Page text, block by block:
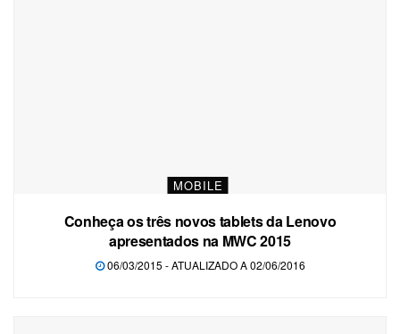
MOBILE
Conheça os três novos tablets da Lenovo
apresentados na MWC 2015
06/03/2015 - ATUALIZADO A 02/06/2016